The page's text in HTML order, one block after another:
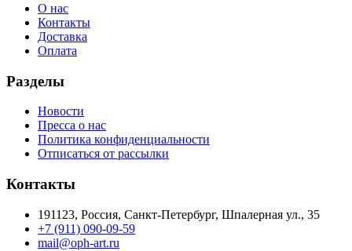
О нас
Контакты
Доставка
Оплата
Разделы
Новости
Пресса о нас
Политика конфиденциальности
Отписаться от рассылки
Контакты
191123, Россия, Санкт-Петербург, Шпалерная ул., 35
+7 (911) 090-09-59
mail@oph-art.ru